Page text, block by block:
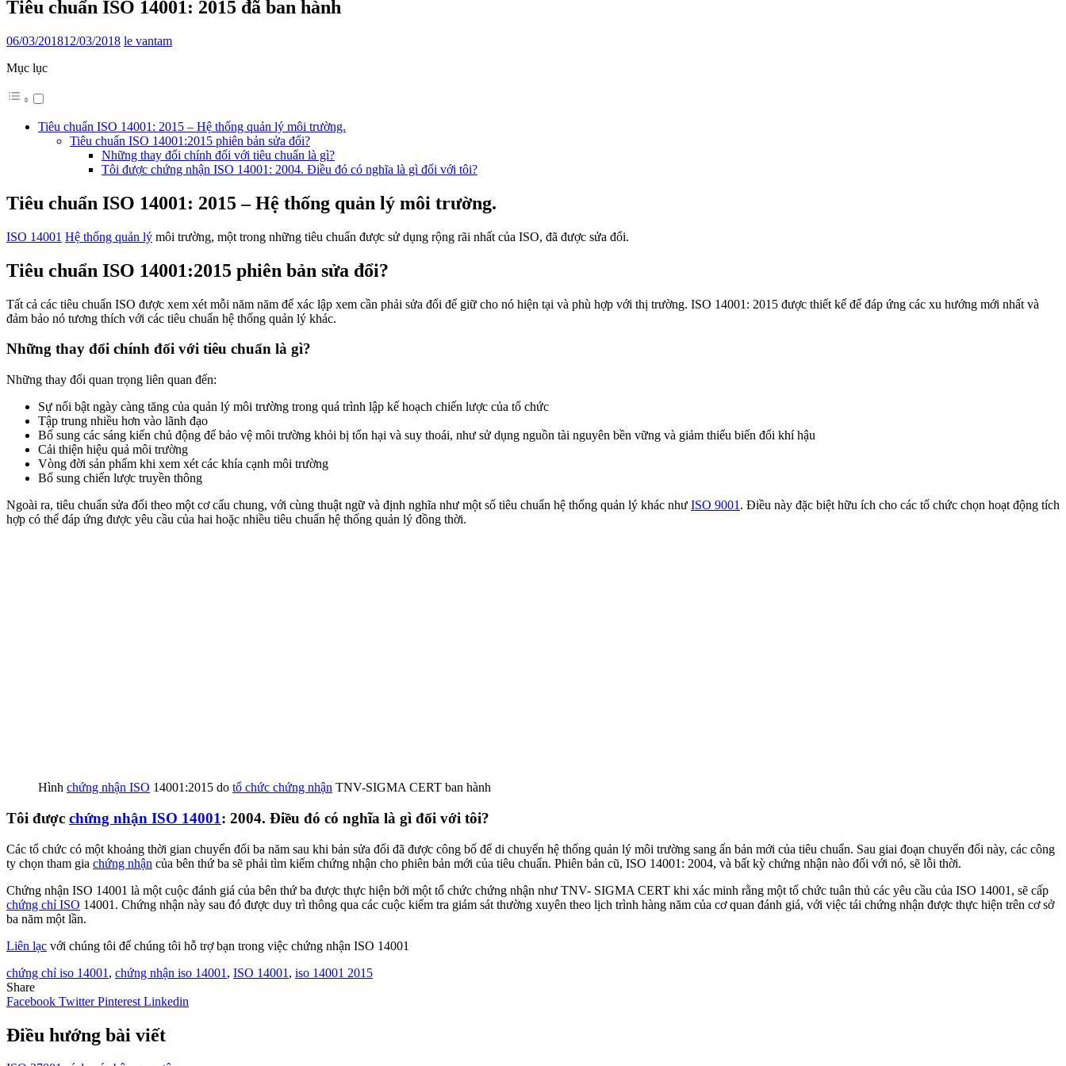
Tiêu chuẩn ISO 14001: 2015 đã ban hành
06/03/201812/03/2018 le vantam
Mục lục
Tiêu chuẩn ISO 14001: 2015 – Hệ thống quản lý môi trường.
Tiêu chuẩn ISO 14001:2015 phiên bản sửa đổi?
Những thay đổi chính đối với tiêu chuẩn là gì?
Tôi được chứng nhận ISO 14001: 2004. Điều đó có nghĩa là gì đối với tôi?
Tiêu chuẩn ISO 14001: 2015 – Hệ thống quản lý môi trường.
ISO 14001 Hệ thống quản lý môi trường, một trong những tiêu chuẩn được sử dụng rộng rãi nhất của ISO, đã được sửa đổi.
Tiêu chuẩn ISO 14001:2015 phiên bản sửa đổi?
Tất cả các tiêu chuẩn ISO được xem xét mỗi năm năm để xác lập xem cần phải sửa đổi để giữ cho nó hiện tại và phù hợp với thị trường. ISO 14001: 2015 được thiết kế để đáp ứng các xu hướng mới nhất và
đảm bảo nó tương thích với các tiêu chuẩn hệ thống quản lý khác.
Những thay đổi chính đối với tiêu chuẩn là gì?
Những thay đổi quan trọng liên quan đến:
Sự nổi bật ngày càng tăng của quản lý môi trường trong quá trình lập kế hoạch chiến lược của tổ chức
Tập trung nhiều hơn vào lãnh đạo
Bổ sung các sáng kiến chủ động để bảo vệ môi trường khỏi bị tổn hại và suy thoái, như sử dụng nguồn tài nguyên bền vững và giảm thiểu biến đổi khí hậu
Cải thiện hiệu quả môi trường
Vòng đời sản phẩm khi xem xét các khía cạnh môi trường
Bổ sung chiến lược truyền thông
Ngoài ra, tiêu chuẩn sửa đổi theo một cơ cấu chung, với cùng thuật ngữ và định nghĩa như một số tiêu chuẩn hệ thống quản lý khác như ISO 9001 . Điều này đặc biệt hữu ích cho các tổ chức chọn hoạt động tích
hợp có thể đáp ứng được yêu cầu của hai hoặc nhiều tiêu chuẩn hệ thống quản lý đồng thời.
Hình chứng nhận ISO 14001:2015 do tổ chức chứng nhận TNV-SIGMA CERT ban hành
Tôi được chứng nhận ISO 14001: 2004. Điều đó có nghĩa là gì đối với tôi?
Các tổ chức có một khoảng thời gian chuyển đổi ba năm sau khi bản sửa đổi đã được công bố để di chuyển hệ thống quản lý môi trường sang ấn bản mới của tiêu chuẩn. Sau giai đoạn chuyển đổi này, các công
ty chọn tham gia chứng nhận của bên thứ ba sẽ phải tìm kiếm chứng nhận cho phiên bản mới của tiêu chuẩn. Phiên bản cũ, ISO 14001: 2004, và bất kỳ chứng nhận nào đối với nó, sẽ lỗi thời.
Chứng nhận ISO 14001 là một cuộc đánh giá của bên thứ ba được thực hiện bởi một tổ chức chứng nhận như TNV- SIGMA CERT khi xác minh rằng một tổ chức tuân thủ các yêu cầu của ISO 14001, sẽ cấp
chứng chỉ ISO 14001. Chứng nhận này sau đó được duy trì thông qua các cuộc kiểm tra giám sát thường xuyên theo lịch trình hàng năm của cơ quan đánh giá, với việc tái chứng nhận được thực hiện trên cơ sở
ba năm một lần.
Liên lạc với chúng tôi để chúng tôi hỗ trợ bạn trong việc chứng nhận ISO 14001
chứng chỉ iso 14001 , chứng nhận iso 14001 , ISO 14001 , iso 14001 2015
Share
Facebook TwitterPinterest Linkedin
Điều hướng bài viết